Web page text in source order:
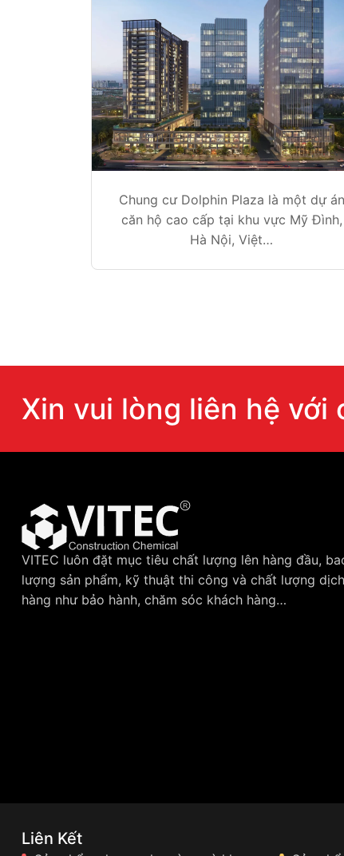
Chung cư Dolphin Plaza là một dự án
căn hộ cao cấp tại khu vực Mỹ Đình,
Hà Nội, Việt…
Xin vui lòng liên hệ với
VITEC luôn đặt mục tiêu chất lượng lên hàng đầu,
lượng sản phẩm, kỹ thuật thi công và chất lượng
hàng như bảo hành, chăm sóc khách hàng…
Liên Kết